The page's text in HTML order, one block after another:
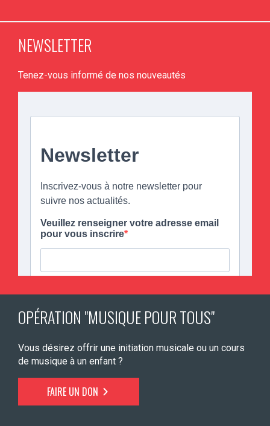
NEWSLETTER
Tenez-vous informé de nos nouveautés
OPÉRATION "MUSIQUE POUR TOUS"
Vous désirez offrir une initiation musicale ou un cours
de musique à un enfant ?
FAIRE UN DON